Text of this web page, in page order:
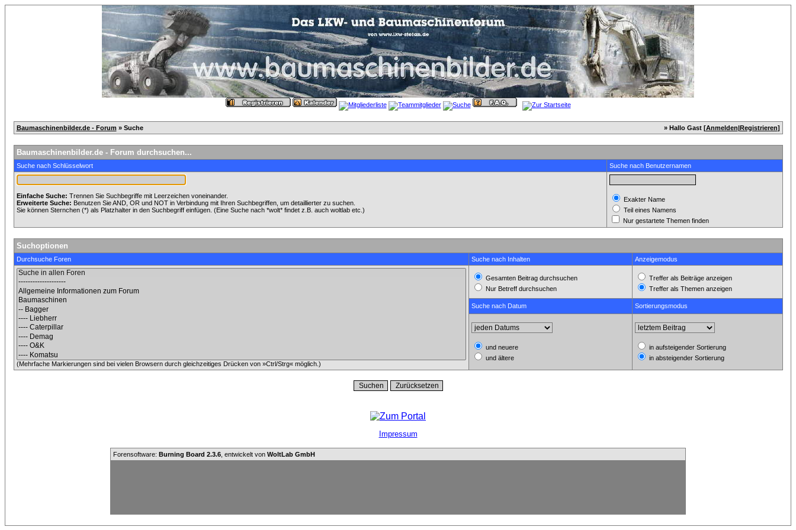
Baumaschinenbilder.de - Forum » Suche » Hallo Gast [Anmelden|Registrieren]
Baumaschinenbilder.de - Forum durchsuchen...
Suche nach Schlüsselwort Suche nach Benutzernamen
Einfache Suche: Trennen Sie Suchbegriffe mit Leerzeichen voneinander.
Erweiterte Suche: Benutzen Sie AND, OR und NOT in Verbindung mit Ihren Suchbegriffen, um detaillierter zu suchen.
Sie können Sternchen (*) als Platzhalter in den Suchbegriff einfügen. (Eine Suche nach *wolt* findet z.B. auch woltlab etc.)
Exakter Name
Teil eines Namens
Nur gestartete Themen finden
Suchoptionen
Durchsuche Foren Suche nach Inhalten Anzeigemodus
(Mehrfache Markierungen sind bei vielen Browsern durch gleichzeitiges Drücken von »Ctrl/Strg« möglich.)
Gesamten Beitrag durchsuchen
Nur Betreff durchsuchen
Treffer als Beiträge anzeigen
Treffer als Themen anzeigen
Suche nach Datum Sortierungsmodus
und neuere
und ältere
in aufsteigender Sortierung
in absteigender Sortierung
Impressum
Forensoftware: Burning Board 2.3.6 , entwickelt von WoltLab GmbH